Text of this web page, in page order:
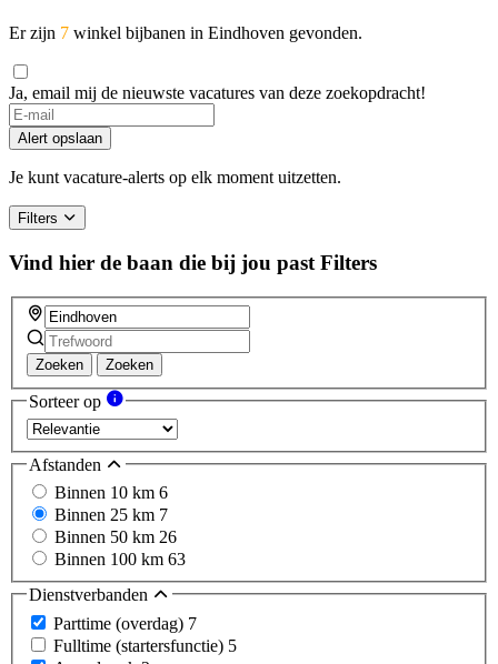
Er zijn 7 winkel bijbanen in Eindhoven gevonden.
Ja, email mij de nieuwste vacatures van deze zoekopdracht!
Alert opslaan
Je kunt vacature-alerts op elk moment uitzetten.
Filters
Vind hier de baan die bij jou past Filters
Zoeken Zoeken
Sorteer op
Afstanden
Binnen 10 km 6
Binnen 25 km 7
Binnen 50 km 26
Binnen 100 km 63
Dienstverbanden
Parttime (overdag) 7
Fulltime (startersfunctie) 5